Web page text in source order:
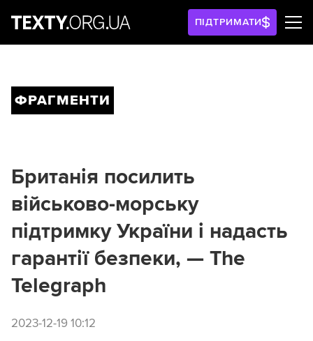
ПІДТРИМАТИ
ФРАГМЕНТИ
Британія посилить
військово-морську
підтримку України і надасть
гарантії безпеки, — The
Telegraph
2023-12-19 10:12